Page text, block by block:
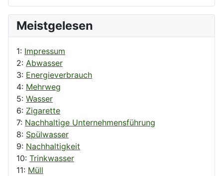
Meistgelesen
1: Impressum
2: Abwasser
3: Energieverbrauch
4: Mehrweg
5: Wasser
6: Zigarette
7: Nachhaltige Unternehmensführung
8: Spülwasser
9: Nachhaltigkeit
10: Trinkwasser
11: Müll